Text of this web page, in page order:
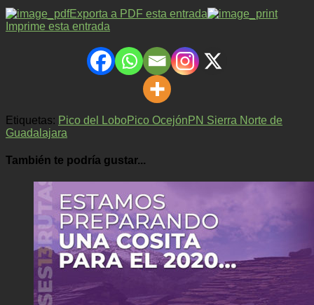
Exporta a PDF esta entrada
Imprime esta entrada
Etiquetas: Pico del LoboPico OcejónPN Sierra Norte de
Guadalajara
También te podría gustar...